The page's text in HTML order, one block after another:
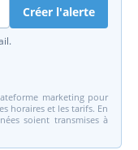
Créer l'alerte
marketing pour
horaires et les tarifs. En
soient transmises à